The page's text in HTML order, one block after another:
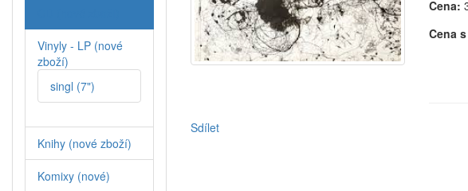
Cena:
Cena
Sdílet
Vinyly - LP (nové
zboží)
singl (7")
Knihy (nové zboží)
Komixy (nové)